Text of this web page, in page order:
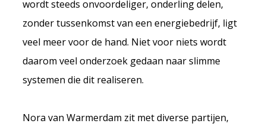
wordt steeds onvoordeliger, onderling delen,
zonder tussenkomst van een energiebedrijf, ligt
veel meer voor de hand. Niet voor niets wordt
daarom veel onderzoek gedaan naar slimme
systemen die dit realiseren.
Nora van Warmerdam zit met diverse partijen,